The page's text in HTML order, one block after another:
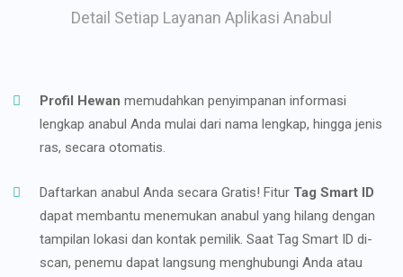
Detail Setiap Layanan Aplikasi Anabul
Profil Hewan memudahkan penyimpanan informasi
lengkap anabul Anda mulai dari nama lengkap, hingga jenis
ras, secara otomatis.
Daftarkan anabul Anda secara Gratis! Fitur Tag Smart ID
dapat membantu menemukan anabul yang hilang dengan
tampilan lokasi dan kontak pemilik. Saat Tag Smart ID di-
scan, penemu dapat langsung menghubungi Anda atau